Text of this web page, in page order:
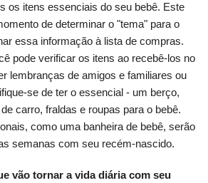
os itens essenciais do seu bebê. Este
de determinar o "tema" para o
essa informação à lista de compras.
pode verificar os itens ao recebê-los no
lembranças de amigos e familiares ou
se de ter o essencial - um berço,
carro, fraldas e roupas para o bebê.
como uma banheira de bebê, serão
semanas com seu recém-nascido.
vão tornar a vida diária com seu